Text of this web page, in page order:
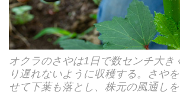
オクラのさやは1日で数センチ大き
り遅れないように収穫する。さや
せて下葉も落とし、株元の風通し